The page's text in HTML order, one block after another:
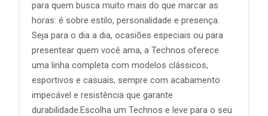
para quem busca muito mais do que marcar as
horas: é sobre estilo, personalidade e presença.
Seja para o dia a dia, ocasiões especiais ou para
presentear quem você ama, a Technos oferece
uma linha completa com modelos clássicos,
esportivos e casuais, sempre com acabamento
impecável e resistência que garante
durabilidade.Escolha um Technos e leve para o seu